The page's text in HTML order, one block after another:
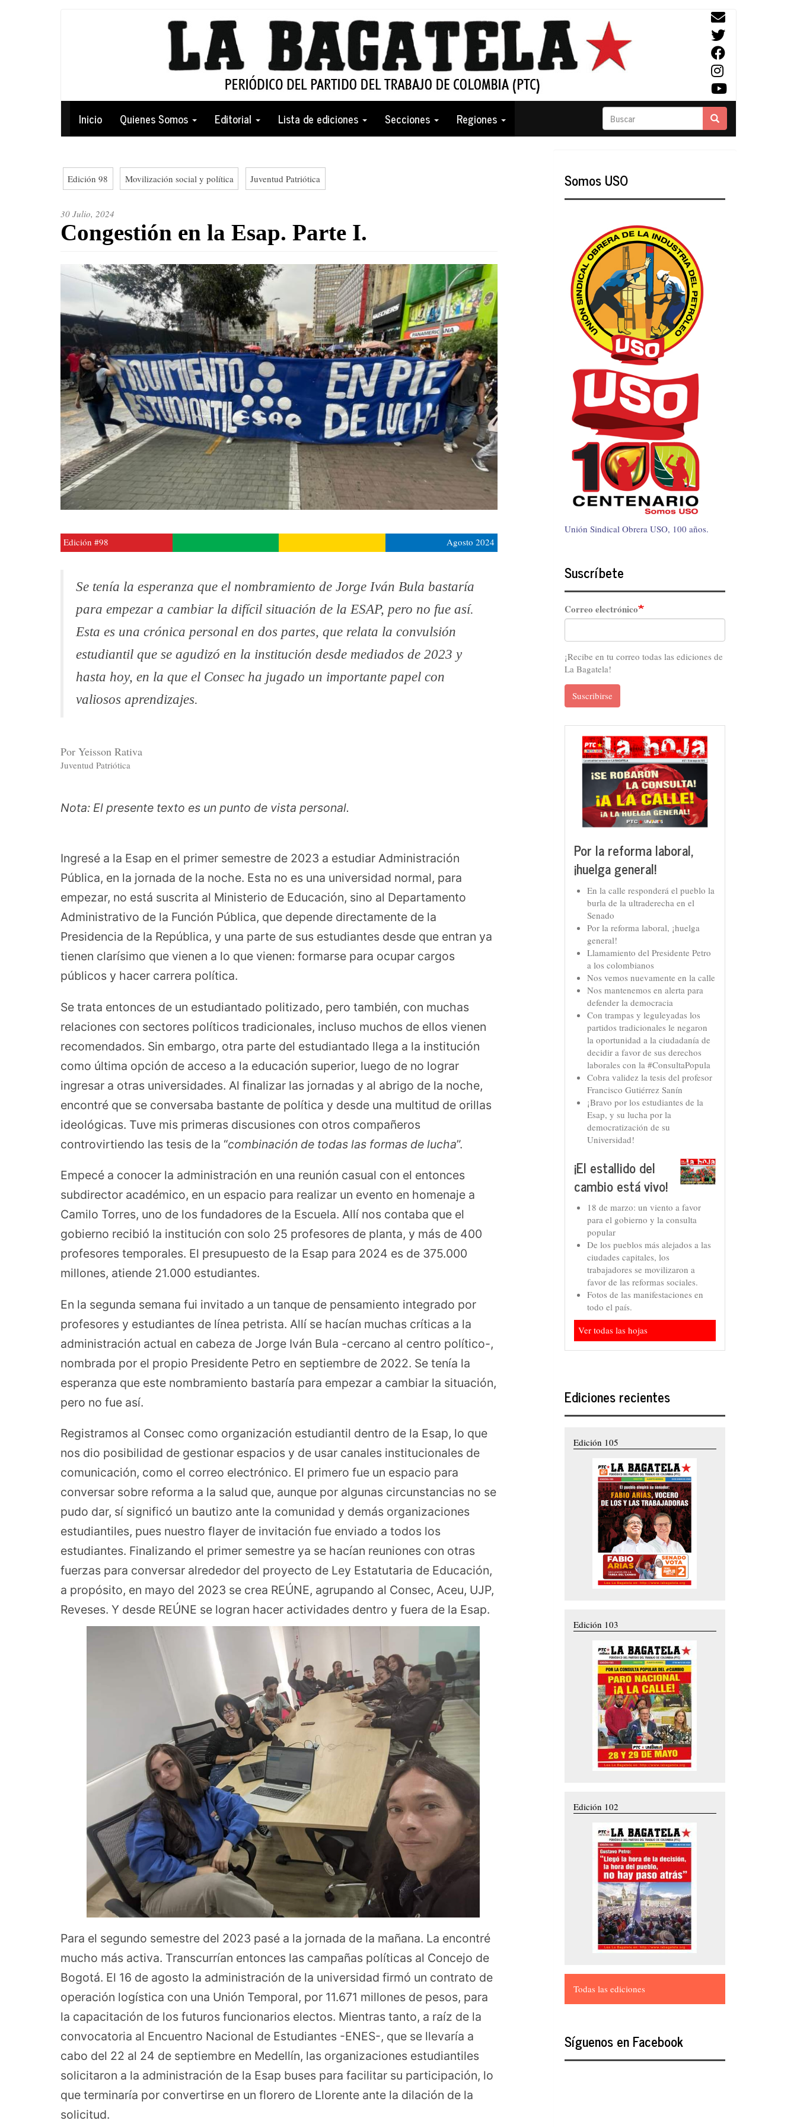
Navegación
principal
Inicio Quienes Somos Editorial Lista de ediciones Secciones Regiones Buscar Buscar
Edición 98 Movilización social y política Juventud Patriótica
30 Julio, 2024
Congestión en la Esap. Parte I.
Edición #98 Agosto 2024
Se tenía la esperanza que el nombramiento de Jorge Iván Bula bastaría
para empezar a cambiar la difícil situación de la ESAP, pero no fue así.
Esta es una crónica personal en dos partes, que relata la convulsión
estudiantil que se agudizó en la institución desde mediados de 2023 y
hasta hoy, en la que el Consec ha jugado un importante papel con
valiosos aprendizajes.
Por Yeisson Rativa
Juventud Patriótica
Nota: El presente texto es un punto de vista personal.
Ingresé a la Esap en el primer semestre de 2023 a estudiar Administración
Pública, en la jornada de la noche. Esta no es una universidad normal, para
empezar, no está suscrita al Ministerio de Educación, sino al Departamento
Administrativo de la Función Pública, que depende directamente de la
Presidencia de la República, y una parte de sus estudiantes desde que entran ya
tienen clarísimo que vienen a lo que vienen: formarse para ocupar cargos
públicos y hacer carrera política.
Se trata entonces de un estudiantado politizado, pero también, con muchas
relaciones con sectores políticos tradicionales, incluso muchos de ellos vienen
recomendados. Sin embargo, otra parte del estudiantado llega a la institución
como última opción de acceso a la educación superior, luego de no lograr
ingresar a otras universidades. Al finalizar las jornadas y al abrigo de la noche,
encontré que se conversaba bastante de política y desde una multitud de orillas
ideológicas. Tuve mis primeras discusiones con otros compañeros
controvirtiendo las tesis de la “combinación de todas las formas de lucha”.
Empecé a conocer la administración en una reunión casual con el entonces
subdirector académico, en un espacio para realizar un evento en homenaje a
Camilo Torres, uno de los fundadores de la Escuela. Allí nos contaba que el
gobierno recibió la institución con solo 25 profesores de planta, y más de 400
profesores temporales. El presupuesto de la Esap para 2024 es de 375.000
millones, atiende 21.000 estudiantes.
En la segunda semana fui invitado a un tanque de pensamiento integrado por
profesores y estudiantes de línea petrista. Allí se hacían muchas críticas a la
administración actual en cabeza de Jorge Iván Bula -cercano al centro político-,
nombrada por el propio Presidente Petro en septiembre de 2022. Se tenía la
esperanza que este nombramiento bastaría para empezar a cambiar la situación,
pero no fue así.
Registramos al Consec como organización estudiantil dentro de la Esap, lo que
nos dio posibilidad de gestionar espacios y de usar canales institucionales de
comunicación, como el correo electrónico. El primero fue un espacio para
conversar sobre reforma a la salud que, aunque por algunas circunstancias no se
pudo dar, sí significó un bautizo ante la comunidad y demás organizaciones
estudiantiles, pues nuestro flayer de invitación fue enviado a todos los
estudiantes. Finalizando el primer semestre ya se hacían reuniones con otras
fuerzas para conversar alrededor del proyecto de Ley Estatutaria de Educación,
a propósito, en mayo del 2023 se crea REÚNE, agrupando al Consec, Aceu, UJP,
Reveses. Y desde REÚNE se logran hacer actividades dentro y fuera de la Esap.
Para el segundo semestre del 2023 pasé a la jornada de la mañana. La encontré
mucho más activa. Transcurrían entonces las campañas políticas al Concejo de
Bogotá. El 16 de agosto la administración de la universidad firmó un contrato de
operación logística con una Unión Temporal, por 11.671 millones de pesos, para
la capacitación de los futuros funcionarios electos. Mientras tanto, a raíz de la
convocatoria al Encuentro Nacional de Estudiantes -ENES-, que se llevaría a
cabo del 22 al 24 de septiembre en Medellín, las organizaciones estudiantiles
solicitaron a la administración de la Esap buses para facilitar su participación, lo
que terminaría por convertirse en un florero de Llorente ante la dilación de la
solicitud.
Somos USO
Unión Sindical Obrera USO, 100 años.
Suscríbete
Correo electrónico
¡Recibe en tu correo todas las ediciones de
La Bagatela!
Suscribirse
Por la reforma laboral,
¡huelga general!
En la calle responderá el pueblo la
burla de la ultraderecha en el
Senado
Por la reforma laboral, ¡huelga
general!
Llamamiento del Presidente Petro
a los colombianos
Nos vemos nuevamente en la calle
Nos mantenemos en alerta para
defender la democracia
Con trampas y leguleyadas los
partidos tradicionales le negaron
la oportunidad a la ciudadanía de
decidir a favor de sus derechos
laborales con la #ConsultaPopula
Cobra validez la tesis del profesor
Francisco Gutiérrez Sanín
¡Bravo por los estudiantes de la
Esap, y su lucha por la
democratización de su
Universidad!
¡El estallido del
cambio está vivo!
18 de marzo: un viento a favor
para el gobierno y la consulta
popular
De los pueblos más alejados a las
ciudades capitales, los
trabajadores se movilizaron a
favor de las reformas sociales.
Fotos de las manifestaciones en
todo el país.
Ver todas las hojas
Ediciones recientes
Edición 105
Edición 103
Edición 102
Todas las ediciones
Síguenos en Facebook